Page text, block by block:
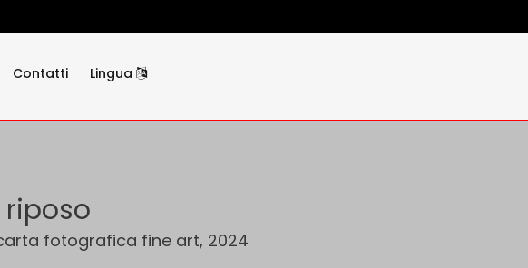
Contatti Lingua
riposo
fotografica fine art, 2024